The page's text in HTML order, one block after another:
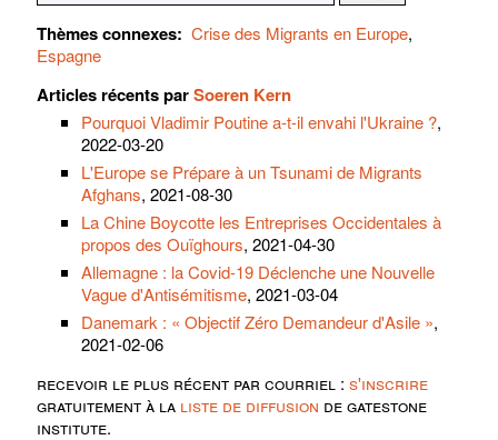
Thèmes connexes: Crise des Migrants en Europe,
Espagne
Articles récents parSoeren Kern
Pourquoi Vladimir Poutine a-t-il envahi l'Ukraine ?,
2022-03-20
L'Europe se Prépare à un Tsunami de Migrants
Afghans, 2021-08-30
La Chine Boycotte les Entreprises Occidentales à
propos des Ouïghours, 2021-04-30
Allemagne : la Covid-19 Déclenche une Nouvelle
Vague d'Antisémitisme, 2021-03-04
Danemark : « Objectif Zéro Demandeur d'Asile »,
2021-02-06
recevoir le plus récent par courriel : s'inscrire
gratuitement à la liste de diffusion de gatestone
institute.